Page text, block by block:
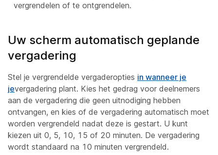
vergrendelen of te ontgrendelen.
Uw scherm automatisch geplande
vergadering
Stel je vergrendelde vergaderopties in wanneer je
jevergadering plant. Kies het gedrag voor deelnemers
aan de vergadering die geen uitnodiging hebben
ontvangen, en kies of de vergadering automatisch moet
worden vergrendeld nadat deze is gestart. U kunt
kiezen uit 0, 5, 10, 15 of 20 minuten. De vergadering
wordt standaard na 10 minuten vergrendeld.